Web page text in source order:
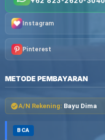
Instagram
Pinterest
METODE PEMBAYARAN
A/N Rekening: Bayu Dima
BCA